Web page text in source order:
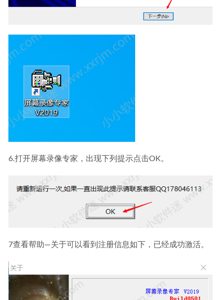
6.打开屏幕录像专家，出现下列提示点击OK。
7查看帮助—关于可以看到注册信息如下，已经成功激活。